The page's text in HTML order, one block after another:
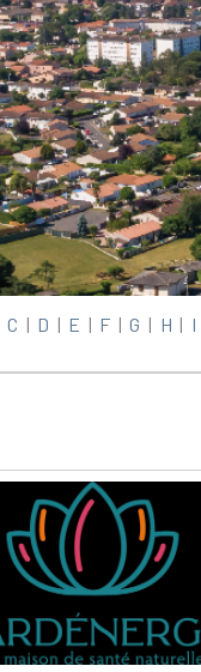
C | D | E | F | G | H | I